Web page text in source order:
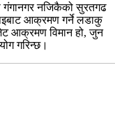
नजिकैको सुरतगढ
आक्रमण गर्ने लडाकु
आक्रमण विमान हो, जुन
गरिन्छ।